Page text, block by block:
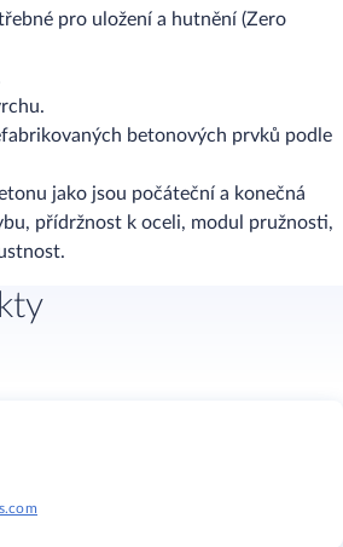
pro uložení a hutnění (Zero
betonových prvků podle
jako jsou počáteční a konečná
přídržnost k oceli, modul pružnosti,